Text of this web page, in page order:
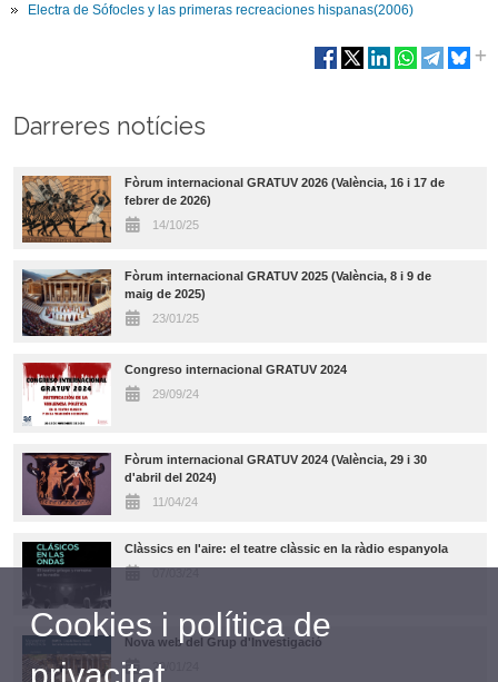
Electra de Sófocles y las primeras recreaciones hispanas(2006)
Darreres notícies
Fòrum internacional GRATUV 2026 (València, 16 i 17 de
febrer de 2026)
14/10/25
Fòrum internacional GRATUV 2025 (València, 8 i 9 de
maig de 2025)
23/01/25
Congreso internacional GRATUV 2024
29/09/24
Fòrum internacional GRATUV 2024 (València, 29 i 30
d'abril del 2024)
11/04/24
Clàssics en l'aire: el teatre clàssic en la ràdio espanyola
Nova web del Grup d'Investigació
29/01/24
Cookies i política de
privacitat